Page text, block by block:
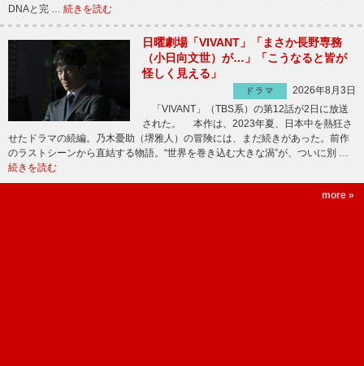
DNAと完 … 続きを読む
日曜劇場「VIVANT」「まさか長野専務
（小日向文世）が…」「こうなると皆が
怪しく見える」
ドラマ
2026年8月3日
「VIVANT」（TBS系）の第12話が2日に放送
された。 本作は、2023年夏、日本中を熱狂さ
せたドラマの続編。乃木憂助（堺雅人）の冒険には、まだ続きがあった。前作
のラストシーンから直結する物語。“世界を巻き込む大きな渦”が、ついに別 …
続きを読む
more »